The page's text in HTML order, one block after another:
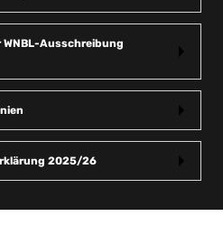
Ausschreibung
2025/26